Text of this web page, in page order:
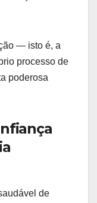
— isto é, a
processo de
poderosa
de